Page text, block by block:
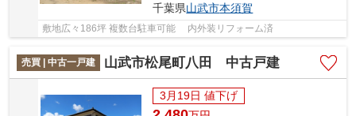
千葉県山武市本須賀
敷地広々186坪 複数台駐車可能 内外装リフォーム済
売買 | 中古一戸建 山武市松尾町八田 中古戸建
3月19日 値下げ